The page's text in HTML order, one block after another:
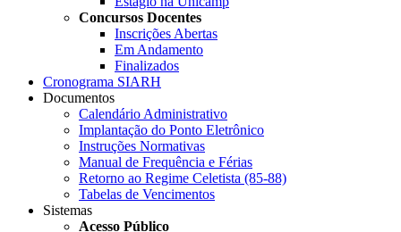
Concursos Docentes
Inscrições Abertas
Em Andamento
Finalizados
Cronograma SIARH
Documentos
Calendário Administrativo
Implantação do Ponto Eletrônico
Instruções Normativas
Manual de Frequência e Férias
Retorno ao Regime Celetista (85-88)
Tabelas de Vencimentos
Sistemas
Acesso Público